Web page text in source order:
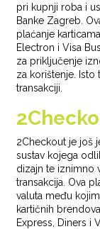
pri kupnji roba i
Banke Zagreb.
plaćanje
Electron i Visa
za priključenje
za korištenje. Isto
transakciji.
2Checkout je još
sustav kojega
dizajn te iznimno
transakcija. Ova
valuta među
kartičnih
Express, Diners i